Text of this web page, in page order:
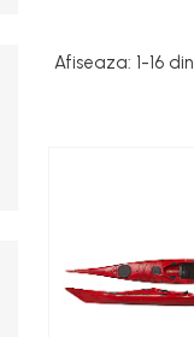
Afiseaza: 1-16 din